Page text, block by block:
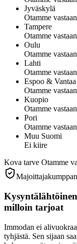
Jyväskylä
Otamme vastaan
Tampere
Otamme vastaan
Oulu
Otamme vastaan
Lahti
Otamme vastaan
Espoo & Vantaa
Otamme vastaan
Kuopio
Otamme vastaan
Pori
Otamme vastaan
Muu Suomi
Ei kiire
Kova tarve Otamme
milloin tarjoat
Immodan ei
tyhjästä. Sen sijaan